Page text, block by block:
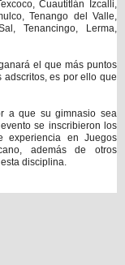
Cuautitlán Izcalli,
Tenango del Valle,
Tenancingo, Lerma,
el que más puntos
adscritos, es por ello que
a que su gimnasio sea
se inscribieron los
experiencia en Juegos
además de otros
disciplina.